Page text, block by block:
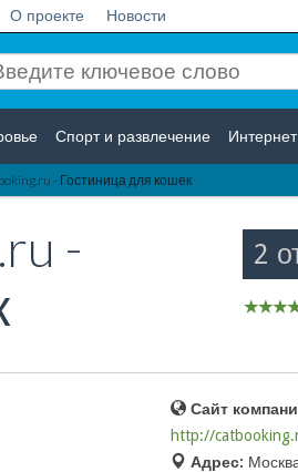
О проекте Новости
Спорт и развлечение Интернет
Страхование
- Гостиница для кошек
2
-
Сайт
http://
Адрес: